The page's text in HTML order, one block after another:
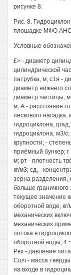
рисунке 8.
Рис. 8.
плошадке МФО
Условные
£> - диаметр
цилиндрической
патрубка, м; с1я -
диаметр нижнего
диаметр частицы,
м; А - расстояние
пескового насадка,
гидроциклона,
гидроциклона, м3/
крупности; -
приёмный бункер;
м; рт - плотность
кг/м3; сд, -
зерна разделения,
больше граничного
текущее значение
оборотной воде,
механических
механических
потока в
оборотной воды; 4
Рвх - давление
Сшч - масса
на входе в